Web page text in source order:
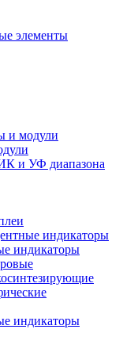
элементы
и модули
и УФ диапазона
индикаторы
индикаторы
индикаторы